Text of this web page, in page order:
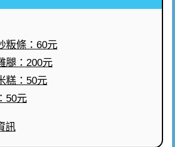
粄條：60元
腿：200元
糕：50元
50元
訊